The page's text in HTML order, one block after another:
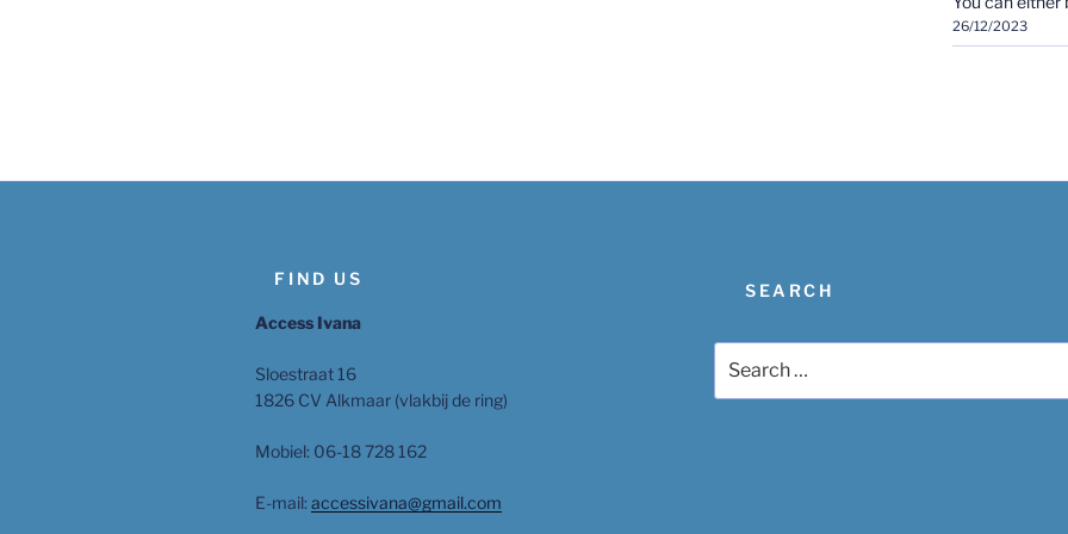
26/12/2023
FIND US
Access Ivana
Sloestraat 16
1826 CV Alkmaar (vlakbij de ring)
Mobiel: 06-18 728 162
E-mail: accessivana@gmail.com
SEARCH
for: